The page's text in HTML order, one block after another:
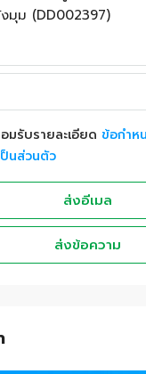
มรับรายละเอียด ข้อกำห
นส่วนตัว
ส่งอีเมล
ส่งข้อความ